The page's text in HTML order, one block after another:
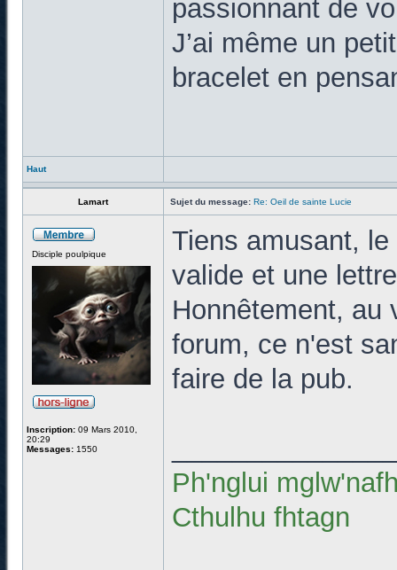
passionnant de
J’ai même un
bracelet en
Haut
Lamart Sujet du message: Re: Oeil de sainte Lucie
Disciple poulpique
Inscription: 09 Mars 2010,
20:29
Messages: 1550
Tiens amusant,
valide et une
Honnêtement, au
forum, ce n'est
faire de la pub.
Ph'nglui
Cthulhu fhtagn